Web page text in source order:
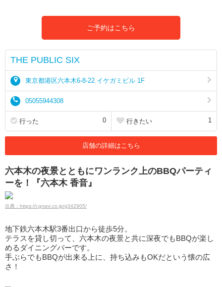
ご予約はこちら
THE PUBLIC SIX
東京都港区六本木6-8-22 イケガミビル 1F
05055944308
行った 0 行きたい 1
店舗の詳細はこちら
六本木の夜景とともにワンランク上のBBQパーティ
ーを！『六本木 香音』
出典：https://r.gnavi.co.jp/g342905/
地下鉄六本木駅3番出口から徒歩5分。
テラスを貸し切って、六本木の夜景と共に深夜でもBBQが楽し
めるダイニングバーです。
手ぶらでもBBQが出来る上に、持ち込みもOKだという懐の広
さ！